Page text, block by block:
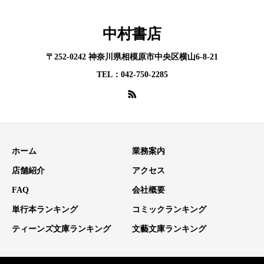
中村書店
〒252-0242 神奈川県相模原市中央区横山6-8-21
TEL：042-750-2285
ホーム 業務案内
店舗紹介 アクセス
FAQ 会社概要
単行本ランキング コミックランキング
ティーンズ文庫ランキング 文藝文庫ランキング